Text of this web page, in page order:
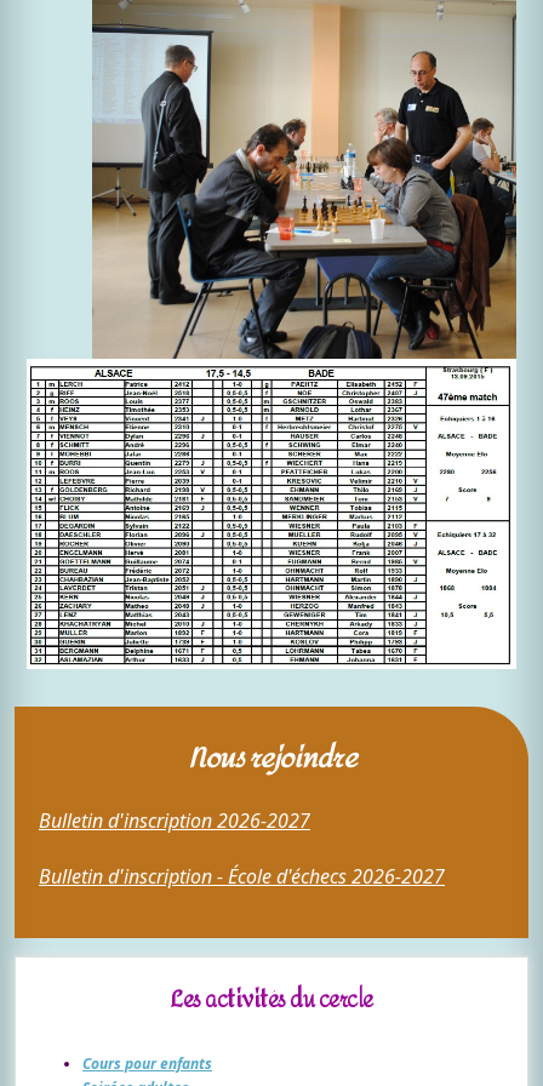
Nous rejoindre
Bulletin d'inscription 2026-2027
Bulletin d'inscription - École d'échecs 2026-2027
Les activités du cercle
Cours pour enfants